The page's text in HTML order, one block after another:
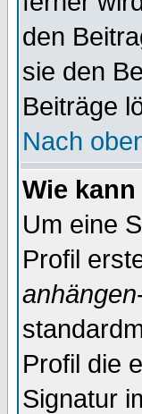
den
sie den
Beiträge
Nach
Wie
Um eine
Profil
anhängen
Profil die
Signatur